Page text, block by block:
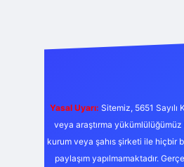
Yasal Uyarı: Sitemiz, 5651
veya araştırma
kurum veya şahıs şirketi ile hiçbir
paylaşım yapılmamaktadır.